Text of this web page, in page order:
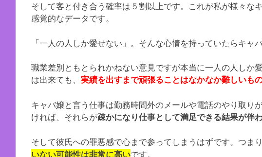
そして客と付き合う確率は５割以上です。これが私が様々な
感覚的なデータです。
「一人の人しか愛せない」。そんな心情を持っていたらキャ
職業差別ともとられかねない意見ですが本当に一人の人しか
は出来ても、 実績を出すまで頑張ることはなかなか難しいも
キャバ嬢と言う仕事は勤務時間外のメールや電話のやり取り
ければ、それらが疎かになり仕事として満足できる結果が伴
そして彼氏への罪悪感で心まで参ってしまうはずです。つま
いない可能性は非常に高いです。